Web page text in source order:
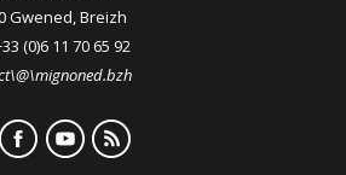
Gwened, Breizh
(0)6 11 70 65 92